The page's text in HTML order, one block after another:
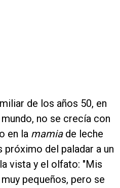
de los años 50, en
no se crecía con
en la mamiade leche
del paladar a un
vista y el olfato: "Mis
pequeños, pero se